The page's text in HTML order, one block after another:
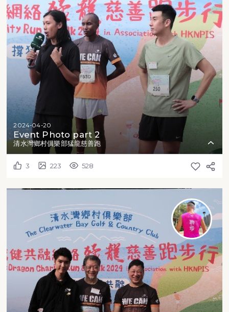
2024-04-20
Event Photo part 2
清水灣鄉村俱樂部猛龍慈善跑
3 223 528